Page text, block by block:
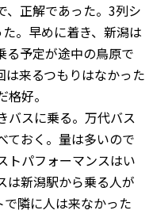
、正解であった。3列シ
。早めに着き、新潟は
る予定が途中の鳥原で
は来るつもりはなかった
好。
バスに乗る。万代バス
ておく。量は多いので
トパフォーマンスはい
は新潟駅から乗る人が
隣に人は来なかった